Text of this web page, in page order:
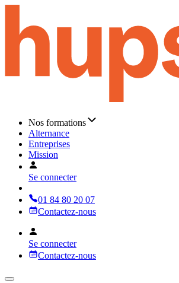
Nos formations
Alternance
Entreprises
Mission
Se connecter
01 84 80 20 07
Contactez-nous
Se connecter
Contactez-nous